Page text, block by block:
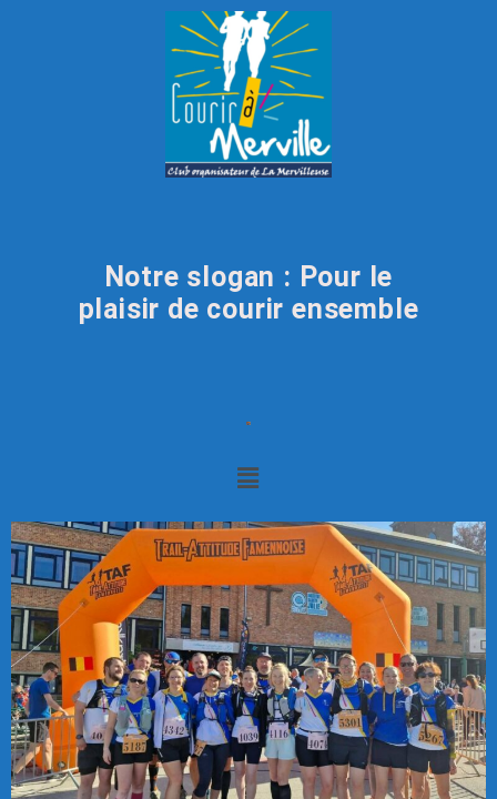
Notre slogan : Pour le
plaisir de courir ensemble